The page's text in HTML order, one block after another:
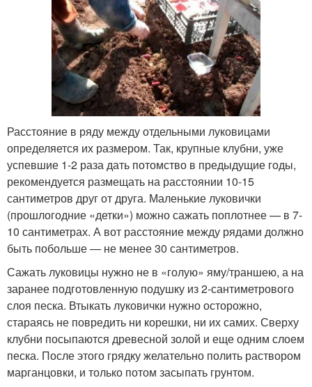
Расстояние в ряду между отдельными луковицами
определяется их размером. Так, крупные клубни, уже
успевшие 1-2 раза дать потомство в предыдущие годы,
рекомендуется размещать на расстоянии 10-15
сантиметров друг от друга. Маленькие луковички
(прошлогодние «детки») можно сажать поплотнее — в 7-
10 сантиметрах. А вот расстояние между рядами должно
быть побольше — не менее 30 сантиметров.
Сажать луковицы нужно не в «голую» яму/траншею, а на
заранее подготовленную подушку из 2-сантиметрового
слоя песка. Втыкать луковички нужно осторожно,
стараясь не повредить ни корешки, ни их самих. Сверху
клубни посыпаются древесной золой и еще одним слоем
песка. После этого грядку желательно полить раствором
марганцовки, и только потом засыпать грунтом.